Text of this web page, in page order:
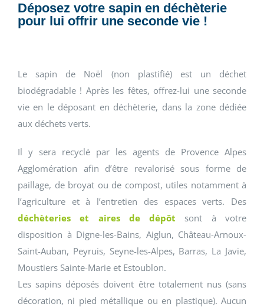
Déposez votre sapin en déchèterie
pour lui offrir une seconde vie !
Le sapin de Noël (non plastifié) est un déchet
biodégradable ! Après les fêtes, offrez-lui une seconde
vie en le déposant en déchèterie, dans la zone dédiée
aux déchets verts.
Il y sera recyclé par les agents de Provence Alpes
Agglomération afin d’être revalorisé sous forme de
paillage, de broyat ou de compost, utiles notamment à
l’agriculture et à l’entretien des espaces verts. Des
déchèteries et aires de dépôt sont à votre
disposition à Digne-les-Bains, Aiglun, Château-Arnoux-
Saint-Auban, Peyruis, Seyne-les-Alpes, Barras, La Javie,
Moustiers Sainte-Marie et Estoublon.
Les sapins déposés doivent être totalement nus (sans
décoration, ni pied métallique ou en plastique). Aucun